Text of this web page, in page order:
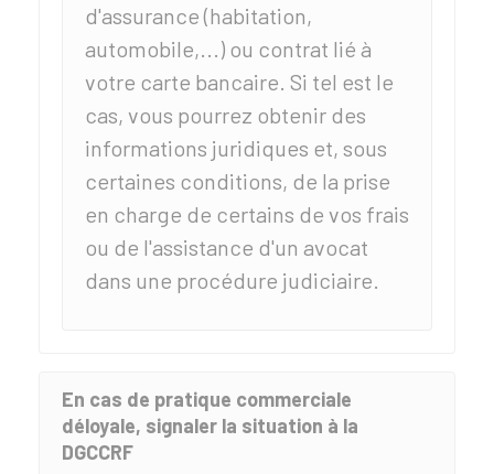
d'assurance (habitation,
automobile,...) ou contrat lié à
votre carte bancaire. Si tel est le
cas, vous pourrez obtenir des
informations juridiques et, sous
certaines conditions, de la prise
en charge de certains de vos frais
ou de l'assistance d'un avocat
dans une procédure judiciaire.
En cas de pratique commerciale
déloyale, signaler la situation à la
DGCCRF